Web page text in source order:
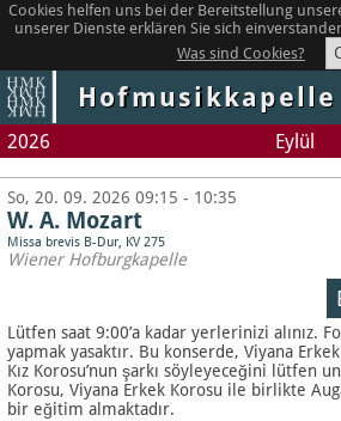
Cookies helfen uns bei der Bereitstellung
unserer Dienste erklären Sie sich
Was sind Cookies?
Hofmusikkapelle
2026 Eylül
So, 20. 09. 2026 09:15 - 10:35
W. A. Mozart
Missa brevis B-Dur, KV 275
Wiener Hofburgkapelle
Lütfen saat 9:00’a kadar yerlerinizi alınız.
yapmak yasaktır. Bu konserde, Viyana
Kız Korosu’nun şarkı söyleyeceğini lütfen
Korosu, Viyana Erkek Korosu ile birlikte
bir eğitim almaktadır.